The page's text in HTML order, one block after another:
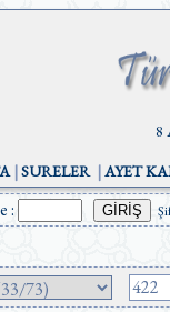
8
|SURELER|AYET
: